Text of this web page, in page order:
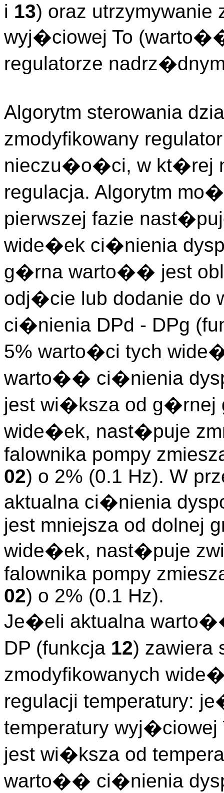
i 13) oraz utrzymywanie
wyj�ciowej To
regulatorze
Algorytm sterowania
zmodyfikowany
nieczu�o�ci, w kt�rej
regulacja. Algorytm
pierwszej fazie
wide�ek ci�nienia
g�rna warto�� jest
odj�cie lub dodanie do
ci�nienia DPd - DPg
5% warto�ci tych
warto�� ci�nienia
jest wi�ksza od g�rnej
wide�ek, nast�puje
falownika pompy
02) o 2% (0.1 Hz). W
aktualna ci�nienia
jest mniejsza od dolnej
wide�ek, nast�puje
falownika pompy
02) o 2% (0.1 Hz).
Je�eli aktualna
DP (funkcja 12) zawiera
zmodyfikowanych
regulacji temperatury:
temperatury
jest wi�ksza od
warto�� ci�nienia